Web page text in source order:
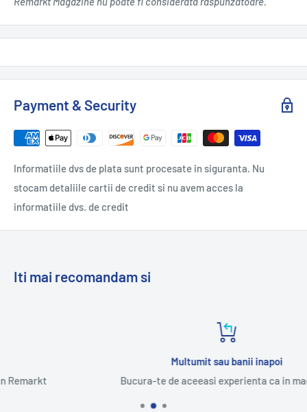
Payment & Security
Informatiile dvs de plata sunt procesate in siguranta. Nu
stocam detaliile cartii de credit si nu avem acces la
informatiile dvs. de credit
Iti mai recomandam si
Multumit sau banii inapoi
Bucura-te de aceeasi experienta ca in magazin.